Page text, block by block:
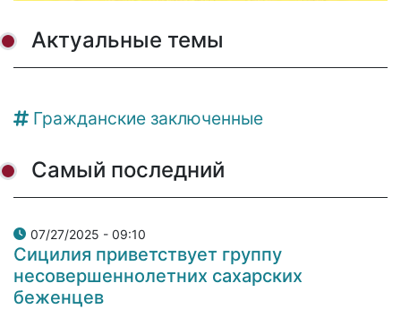
Актуальные темы
Гражданские заключенные
Самый последний
07/27/2025 - 09:10
Сицилия приветствует группу
несовершеннолетних сахарских
беженцев